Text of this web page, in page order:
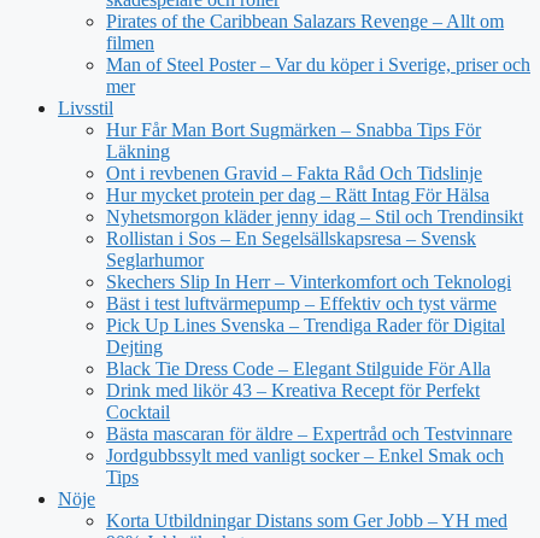
Pirates of the Caribbean Salazars Revenge – Allt om
filmen
Man of Steel Poster – Var du köper i Sverige, priser och
mer
Livsstil
Hur Får Man Bort Sugmärken – Snabba Tips För
Läkning
Ont i revbenen Gravid – Fakta Råd Och Tidslinje
Hur mycket protein per dag – Rätt Intag För Hälsa
Nyhetsmorgon kläder jenny idag – Stil och Trendinsikt
Rollistan i Sos – En Segelsällskapsresa – Svensk
Seglarhumor
Skechers Slip In Herr – Vinterkomfort och Teknologi
Bäst i test luftvärmepump – Effektiv och tyst värme
Pick Up Lines Svenska – Trendiga Rader för Digital
Dejting
Black Tie Dress Code – Elegant Stilguide För Alla
Drink med likör 43 – Kreativa Recept för Perfekt
Cocktail
Bästa mascaran för äldre – Expertråd och Testvinnare
Jordgubbssylt med vanligt socker – Enkel Smak och
Tips
Nöje
Korta Utbildningar Distans som Ger Jobb – YH med